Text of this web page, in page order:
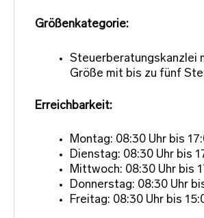
Größenkategorie:
Steuerberatungskanzlei
Größe mit bis zu fünf
Erreichbarkeit:
Montag: 08:30 Uhr bis
Dienstag: 08:30 Uhr bis
Mittwoch: 08:30 Uhr bis
Donnerstag: 08:30 Uhr
Freitag: 08:30 Uhr bis